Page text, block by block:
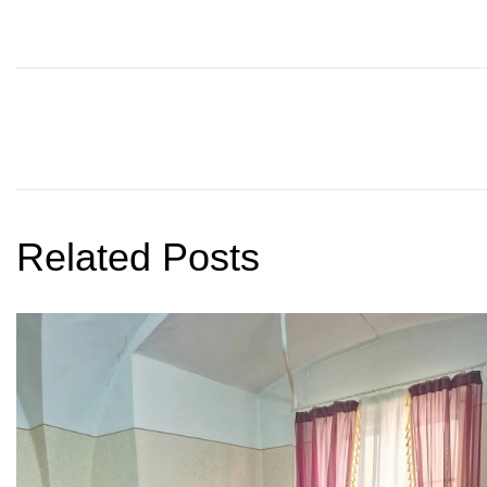
Related Posts